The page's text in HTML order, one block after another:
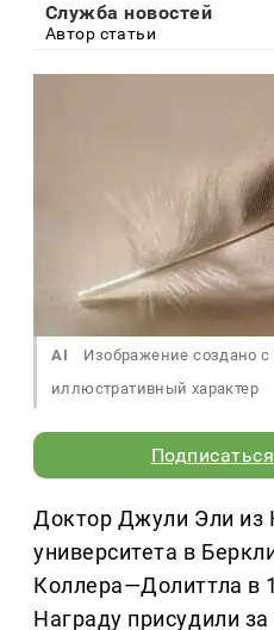
Служба новостей
Автор статьи
AI
Изображение создано
иллюстративный характер
Доктор Джули Эли из
университета в
Коллера—Долиттла в
Награду присудили